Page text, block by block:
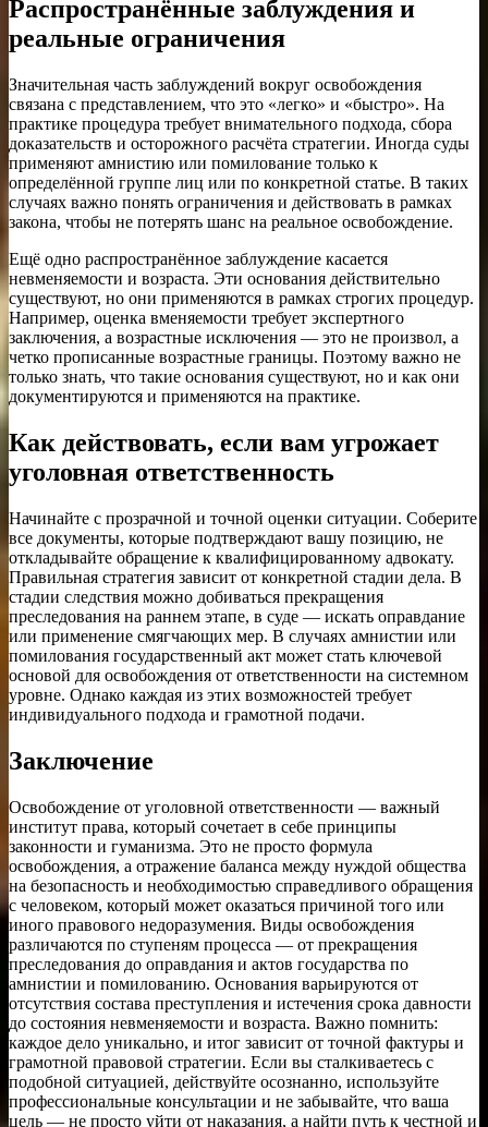
Распространённые заблуждения и
реальные ограничения
Значительная часть заблуждений вокруг освобождения
связана с представлением, что это «легко» и «быстро». На
практике процедура требует внимательного подхода, сбора
доказательств и осторожного расчёта стратегии. Иногда суды
применяют амнистию или помилование только к
определённой группе лиц или по конкретной статье. В таких
случаях важно понять ограничения и действовать в рамках
закона, чтобы не потерять шанс на реальное освобождение.
Ещё одно распространённое заблуждение касается
невменяемости и возраста. Эти основания действительно
существуют, но они применяются в рамках строгих процедур.
Например, оценка вменяемости требует экспертного
заключения, а возрастные исключения — это не произвол, а
четко прописанные возрастные границы. Поэтому важно не
только знать, что такие основания существуют, но и как они
документируются и применяются на практике.
Как действовать, если вам угрожает
уголовная ответственность
Начинайте с прозрачной и точной оценки ситуации. Соберите
все документы, которые подтверждают вашу позицию, не
откладывайте обращение к квалифицированному адвокату.
Правильная стратегия зависит от конкретной стадии дела. В
стадии следствия можно добиваться прекращения
преследования на раннем этапе, в суде — искать оправдание
или применение смягчающих мер. В случаях амнистии или
помилования государственный акт может стать ключевой
основой для освобождения от ответственности на системном
уровне. Однако каждая из этих возможностей требует
индивидуального подхода и грамотной подачи.
Заключение
Освобождение от уголовной ответственности — важный
институт права, который сочетает в себе принципы
законности и гуманизма. Это не просто формула
освобождения, а отражение баланса между нуждой общества
на безопасность и необходимостью справедливого обращения
с человеком, который может оказаться причиной того или
иного правового недоразумения. Виды освобождения
различаются по ступеням процесса — от прекращения
преследования до оправдания и актов государства по
амнистии и помилованию. Основания варьируются от
отсутствия состава преступления и истечения срока давности
до состояния невменяемости и возраста. Важно помнить:
каждое дело уникально, и итог зависит от точной фактуры и
грамотной правовой стратегии. Если вы сталкиваетесь с
подобной ситуацией, действуйте осознанно, используйте
профессиональные консультации и не забывайте, что ваша
цель — не просто уйти от наказания, а найти путь к честной и